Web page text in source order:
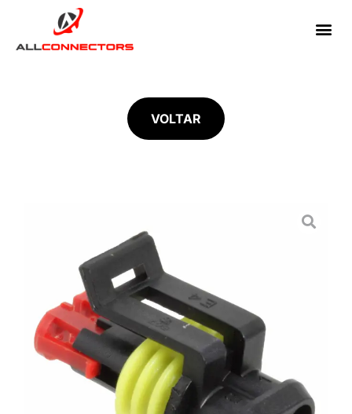
VOLTAR